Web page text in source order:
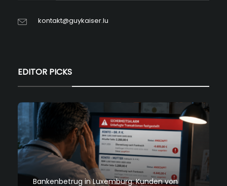
kontakt@guykaiser.lu
EDITOR PICKS
Bankenbetrug in Luxemburg: Kunden von